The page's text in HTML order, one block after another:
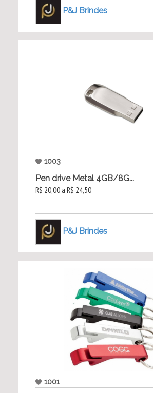
P&J Brindes
1003
Pen drive Metal 4GB/8G...
R$ 20,00 a R$ 24,50
P&J Brindes
1001